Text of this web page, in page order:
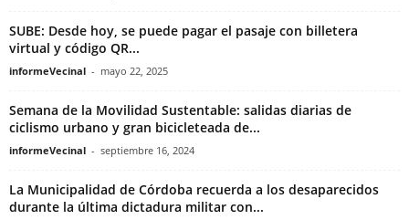
SUBE: Desde hoy, se puede pagar el pasaje con billetera
virtual y código QR...
informeVecinal - mayo 22, 2025
Semana de la Movilidad Sustentable: salidas diarias de
ciclismo urbano y gran bicicleteada de...
informeVecinal - septiembre 16, 2024
La Municipalidad de Córdoba recuerda a los desaparecidos
durante la última dictadura militar con...